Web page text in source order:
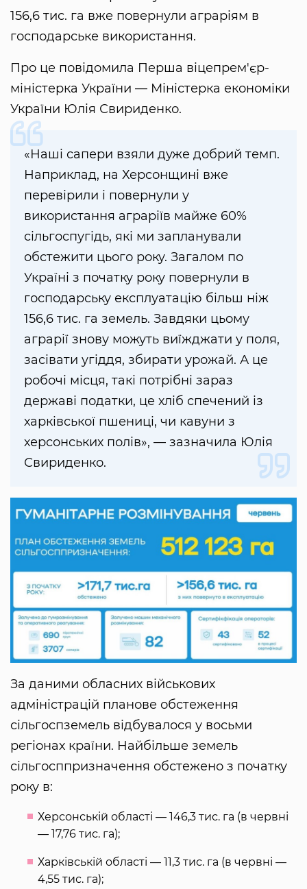
156,6 тис. га вже повернули аграріям в
господарське використання.
Про це повідомила Перша віцепрем'єр-
міністерка України — Міністерка економіки
України Юлія Свириденко.
«Наші сапери взяли дуже добрий темп.
Наприклад, на Херсонщині вже
перевірили і повернули у
використання аграріїв майже 60%
сільгоспугідь, які ми запланували
обстежити цього року. Загалом по
Україні з початку року повернули в
господарську експлуатацію більш ніж
156,6 тис. га земель. Завдяки цьому
аграрії знову можуть виїжджати у поля,
засівати угіддя, збирати урожай. А це
робочі місця, такі потрібні зараз
державі податки, це хліб спечений із
харківської пшениці, чи кавуни з
херсонських полів», — зазначила Юлія
Свириденко.
За даними обласних військових
адміністрацій планове обстеження
сільгоспземель відбувалося у восьми
регіонах країни. Найбільше земель
сільгосппризначення обстежено з початку
року в:
Херсонській області — 146,3 тис. га (в червні
— 17,76 тис. га);
Харківській області — 11,3 тис. га (в червні —
4,55 тис. га);